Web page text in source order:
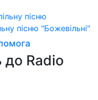
пісню "Божевільні"
до Radio